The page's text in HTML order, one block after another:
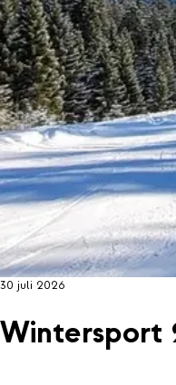
30 juli 2026
Wintersport